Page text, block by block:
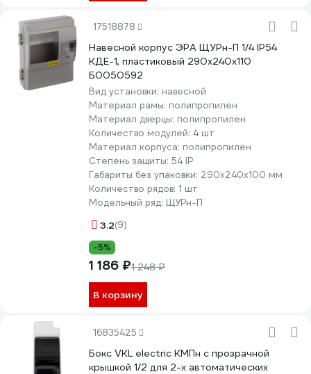
17518878
Навесной корпус ЭРА ЩУРн-П 1/4 IP54
КДЕ-1, пластиковый 290х240х110
Б0050592
Вид установки: навесной
Материал рамы: полипропилен
Материал дверцы: полипропилен
Количество модулей: 4 шт
Материал корпуса: полипропилен
Степень защиты: 54 IP
Габариты без упаковки: 290х240х100 мм
Количество рядов: 1 шт
Модельный ряд: ЩУРн-П
3.2(9)
-5%
1 186 ₽1 248 ₽
В корзину
16835425
Бокс VKL electric КМПн с прозрачной
крышкой 1/2 для 2-х автоматических